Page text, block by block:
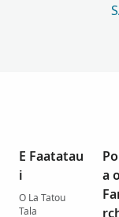
E Faatatau
i
O La Tatou
Tala
a